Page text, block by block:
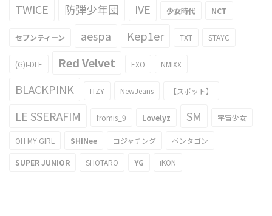
TWICE 防弾少年団 IVE 少女時代 NCT
セブンティーン aespa Kep1er TXT STAYC
(G)I-DLE Red Velvet EXO NMIXX
BLACKPINK ITZY NewJeans 【スポット】
LE SSERAFIM fromis_9 Lovelyz SM 宇宙少女
OH MY GIRL SHINee ヨジャチング ペンタゴン
SUPER JUNIOR SHOTARO YG iKON